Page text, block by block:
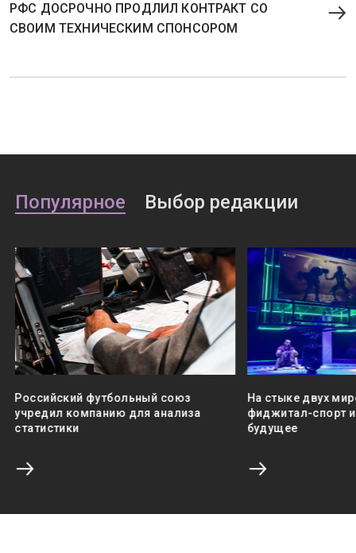
РФС ДОСРОЧНО ПРОДЛИЛ КОНТРАКТ СО
СВОИМ ТЕХНИЧЕСКИМ СПОНСОРОМ
Популярное Выбор редакции
Российский футбольный союз
учредил компанию для анализа
статистики
На стыке двух
фиджитал-спорт
будущее